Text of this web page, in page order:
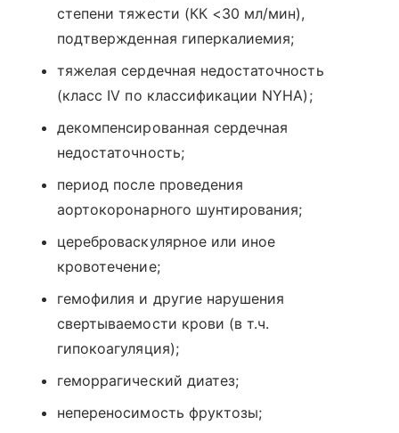
степени тяжести (КК <30 мл/мин),
подтвержденная гиперкалиемия;
тяжелая сердечная недостаточность
(класс IV по классификации NYHA);
декомпенсированная сердечная
недостаточность;
период после проведения
аортокоронарного шунтирования;
цереброваскулярное или иное
кровотечение;
гемофилия и другие нарушения
свертываемости крови (в т.ч.
гипокоагуляция);
геморрагический диатез;
непереносимость фруктозы;